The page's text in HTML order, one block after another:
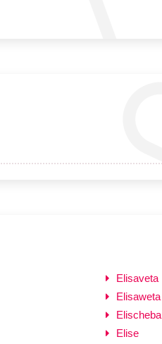
Elisaveta
Elisaweta
Elischeba
Elise